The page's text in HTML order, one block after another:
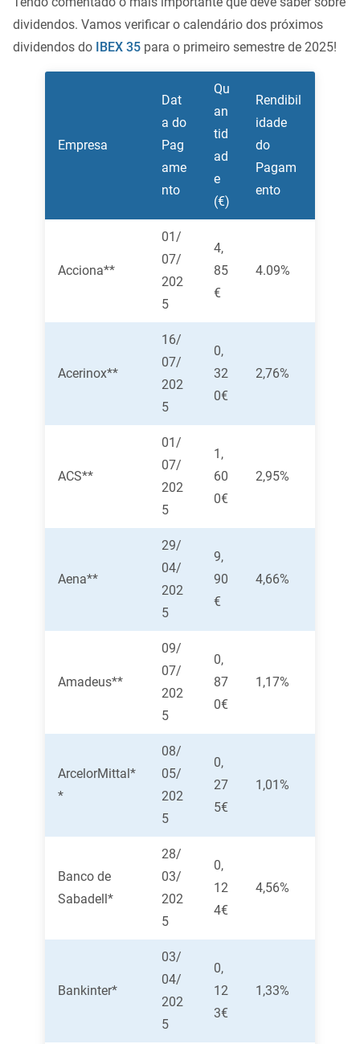
dividendos. Vamos verificar o calendário dos próximos
dividendos do
IBEX 35 para o primeiro semestre de 2025!
Empresa
Dat
a do
Pag
ame
nto
Qu
an
tid
ad
e
(€)
Rendibil
idade
do
Pagam
ento
Acciona**
01/
07/
202
5
4,
85
€
4.09%
Acerinox**
16/
07/
202
5
0,
32
0€
2,76%
ACS**
01/
07/
202
5
1,
60
0€
2,95%
Aena**
29/
04/
202
5
9,
90
€
4,66%
Amadeus**
09/
07/
202
5
0,
87
0€
1,17%
ArcelorMittal*
*
08/
05/
202
5
0,
27
5€
1,01%
Banco de
Sabadell*
28/
03/
202
5
0,
12
4€
4,56%
Bankinter*
03/
04/
202
5
0,
12
3€
1,33%